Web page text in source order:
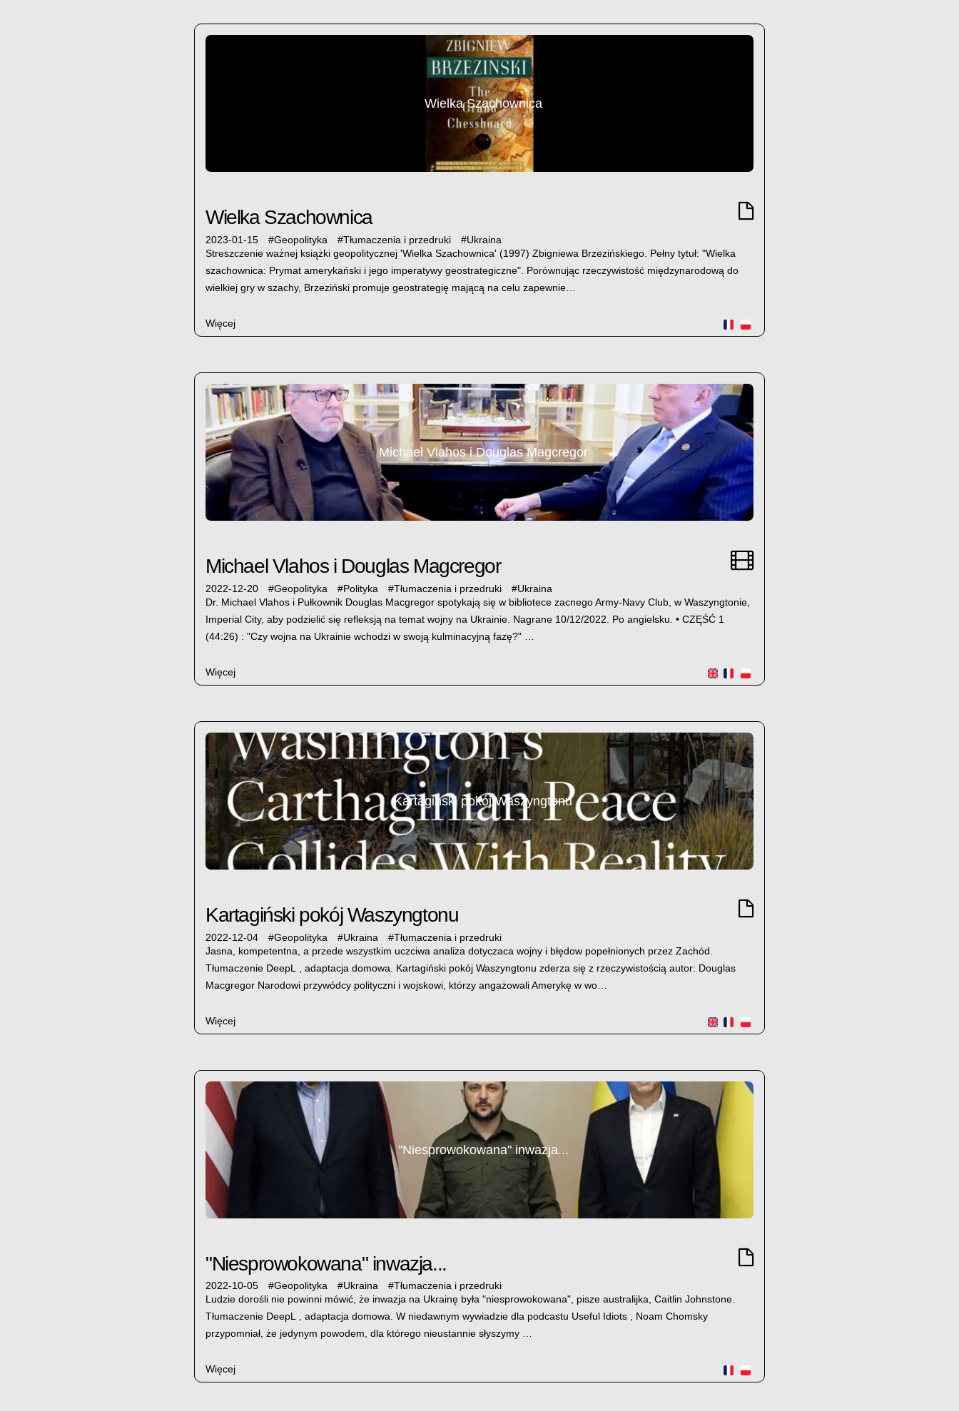
Wielka Szachownica
Wielka Szachownica
2023-01-15 #Geopolityka #Tłumaczenia i przedruki #Ukraina
Streszczenie ważnej książki geopolitycznej 'Wielka Szachownica' (1997) Zbigniewa Brzezińskiego. Pełny tytuł: "Wielka
szachownica: Prymat amerykański i jego imperatywy geostrategiczne". Porównując rzeczywistość międzynarodową do
wielkiej gry w szachy, Brzeziński promuje geostrategię mającą na celu zapewnie…
Więcej
Michael Vlahos i Douglas Magcregor
Michael Vlahos i Douglas Magcregor
2022-12-20 #Geopolityka #Polityka #Tłumaczenia i przedruki #Ukraina
Dr. Michael Vlahos i Pułkownik Douglas Macgregor spotykają się w bibliotece zacnego Army-Navy Club, w Waszyngtonie,
Imperial City, aby podzielić się refleksją na temat wojny na Ukrainie. Nagrane 10/12/2022. Po angielsku. • CZĘŚĆ 1
(44:26) : "Czy wojna na Ukrainie wchodzi w swoją kulminacyjną fazę?" …
Więcej
Kartagiński pokój Waszyngtonu
Kartagiński pokój Waszyngtonu
2022-12-04 #Geopolityka #Ukraina #Tłumaczenia i przedruki
Jasna, kompetentna, a przede wszystkim uczciwa analiza dotyczaca wojny i błędow popełnionych przez Zachód.
Tłumaczenie DeepL , adaptacja domowa. Kartagiński pokój Waszyngtonu zderza się z rzeczywistością autor: Douglas
Macgregor Narodowi przywódcy polityczni i wojskowi, którzy angażowali Amerykę w wo…
Więcej
"Niesprowokowana" inwazja...
"Niesprowokowana" inwazja...
2022-10-05 #Geopolityka #Ukraina #Tłumaczenia i przedruki
Ludzie dorośli nie powinni mówić, że inwazja na Ukrainę była "niesprowokowana", pisze australijka, Caitlin Johnstone.
Tłumaczenie DeepL , adaptacja domowa. W niedawnym wywiadzie dla podcastu Useful Idiots , Noam Chomsky
przypomniał, że jedynym powodem, dla którego nieustannie słyszymy …
Więcej